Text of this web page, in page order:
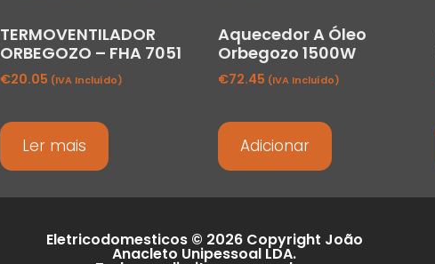
TERMOVENTILADOR
ORBEGOZO – FHA 7051
€20.05 (IVA Incluído)
Ler mais
Aquecedor A Óleo
Orbegozo 1500W
€72.45 (IVA Incluído)
Adicionar
Eletricodomesticos © 2026 Copyright João
Anacleto Unipessoal LDA.